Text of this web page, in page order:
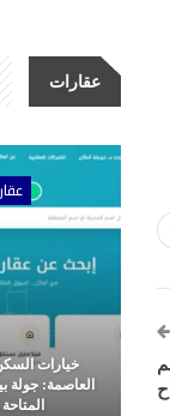
عقارات
خيارات
العاصمة: جولة
المتاحة